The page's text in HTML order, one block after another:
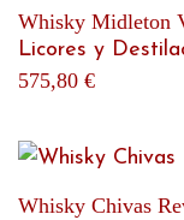
Whisky Midleton
Licores y
575,80 €
Whisky Chivas